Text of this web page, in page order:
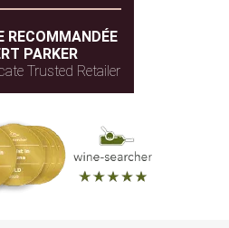
RECOMMANDÉE
PARKER
Trusted Retailer